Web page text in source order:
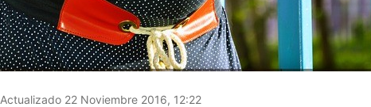
Actualizado 22 Noviembre 2016, 12:22